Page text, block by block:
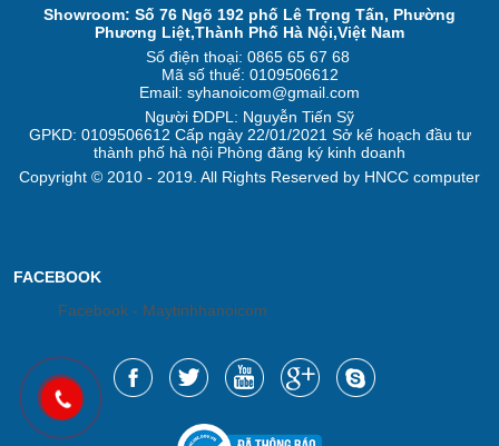
Showroom: Số 76 Ngõ 192 phố Lê Trọng Tấn, Phường
Phương Liệt,Thành Phố Hà Nội,Việt Nam
Số điện thoại: 0865 65 67 68
Mã số thuế: 0109506612
Email: syhanoicom@gmail.com
Người ĐDPL: Nguyễn Tiến Sỹ
GPKD: 0109506612 Cấp ngày 22/01/2021 Sở kế hoạch đầu tư
thành phố hà nội Phòng đăng ký kinh doanh
Copyright © 2010 - 2019. All Rights Reserved by HNCC computer
FACEBOOK
Facebook - Maytinhhanoicom